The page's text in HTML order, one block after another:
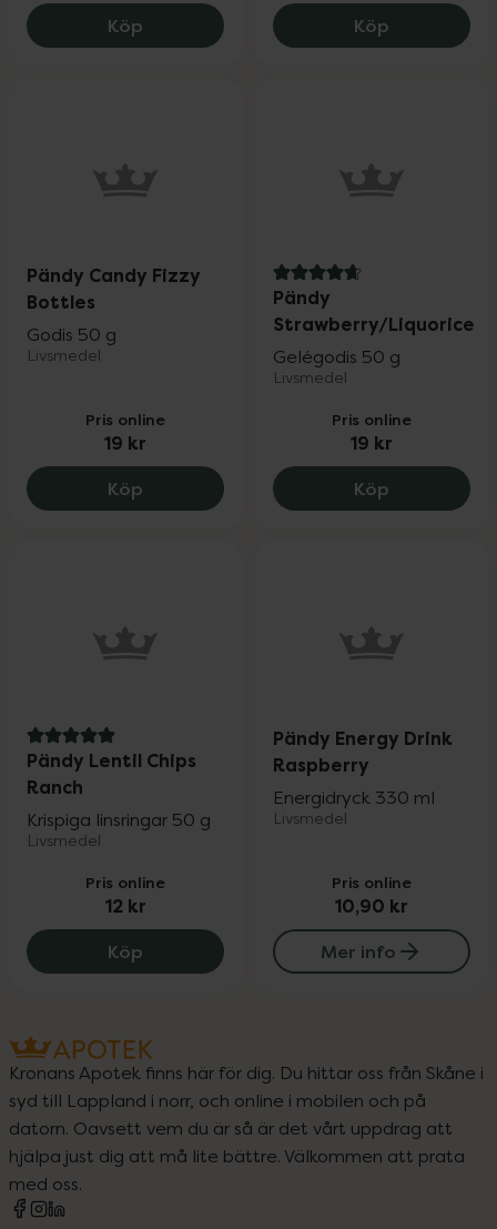
Köp Pändy Fluffy Clouds, 19 kr.Köp Pändy
Pändy Candy Fizzy
Bottles
Godis 50 g
Livsmedel
Pris online
19 kr
Köp Pändy Candy Fizzy Bottles, 19 kr.
4.8 av 5 i omdöme
Pändy
Strawberry/Liquorice
Gelégodis 50 g
Livsmedel
Pris online
19 kr
Köp Pändy
5 av 5 i omdöme
Pändy Lentil Chips
Ranch
Krispiga linsringar 50 g
Livsmedel
Pris online
12 kr
Köp Pändy Lentil Chips Ranch, 12 kr.
Pändy Energy Drink
Raspberry
Energidryck 330 ml
Livsmedel
Pris online
10,90 kr
Mer info
Kronans Apotek finns här för dig. Du hittar oss från Skåne i
syd till Lappland i norr, och online i mobilen och på
datorn. Oavsett vem du är så är det vårt uppdrag att
hjälpa just dig att må lite bättre. Välkommen att prata
med oss.